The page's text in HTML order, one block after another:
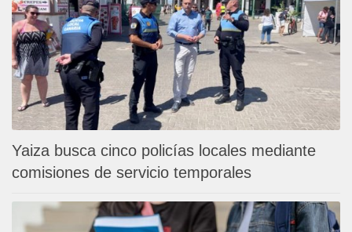
Yaiza busca cinco policías locales mediante
comisiones de servicio temporales